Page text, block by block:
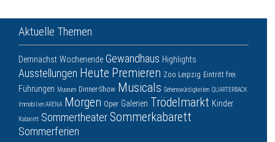
Aktuelle Themen
Demnächst Wochenende Gewandhaus Highlights
Ausstellungen Heute Premieren Zoo Leipzig Eintritt frei
Führungen Museum Dinner-Show Musicals Sehenswürdigkeiten QUARTERBACK
Immobilien ARENA Morgen Oper Galerien Trödelmarkt Kinder
Kabarett SommertheaterSommerkabarett
Sommerferien